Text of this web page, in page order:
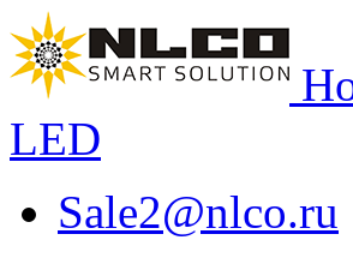
LED
Sale2@nlco.ru